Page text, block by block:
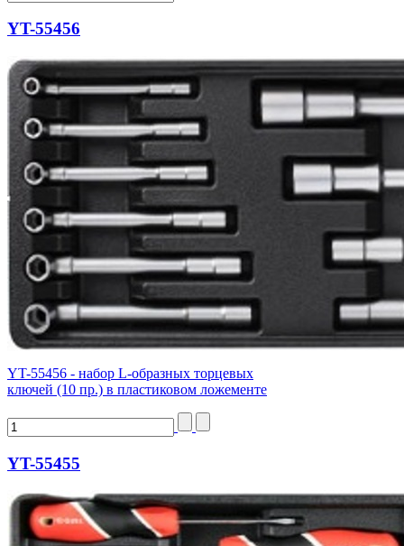
YT-55456
YT-55456 - набор L-образных торцевых
ключей (10 пр.) в пластиковом ложементе
YT-55455